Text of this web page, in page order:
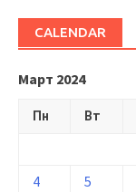
CALENDAR
Март 2024
Пн Вт
4
5